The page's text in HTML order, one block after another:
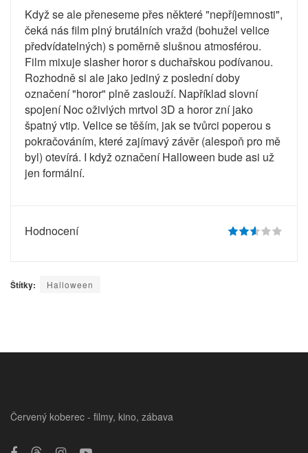
Když se ale přeneseme přes některé "nepříjemnosti",
čeká nás film plný brutálních vražd (bohužel velice
předvídatelných) s poměrně slušnou atmosférou.
Film mixuje slasher horor s duchařskou podívanou.
Rozhodně si ale jako jediný z poslední doby
označení "horor" plně zaslouží. Například slovní
spojení Noc oživlých mrtvol 3D a horor zní jako
špatný vtip. Velice se těším, jak se tvůrci poperou s
pokračováním, které zajímavý závěr (alespoň pro mě
byl) otevírá. I když označení Halloween bude asi už
jen formální.
Hodnocení
Štítky: Halloween
Červený koberec - filmy, kino, zábava